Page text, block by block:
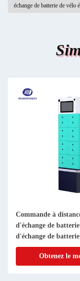
échange de batterie de vélo
Commande à
d'échange de
d'échange de
Obtenez le